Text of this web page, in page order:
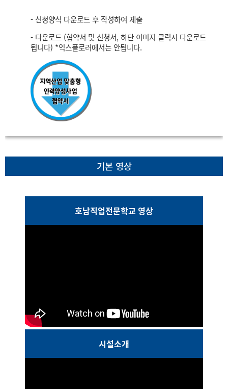
- 신청양식 다운로드 후 작성하여 제출
- 다운로드 (협약서 및 신청서, 하단 이미지 클릭시 다운로드
됩니다) *익스플로러에서는 안됩니다.
기본 영상
호남직업전문학교 영상
시설소개